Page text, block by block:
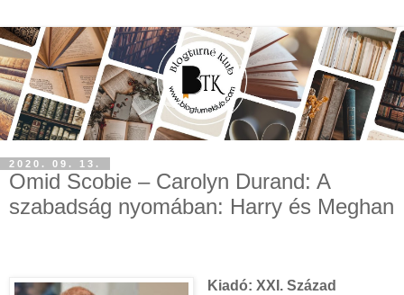
2020. 09. 13.
Omid Scobie – Carolyn Durand: A
szabadság nyomában: Harry és Meghan
Kiadó: XXI. Század